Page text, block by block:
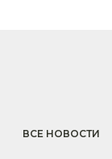
ВСЕ НОВОСТИ